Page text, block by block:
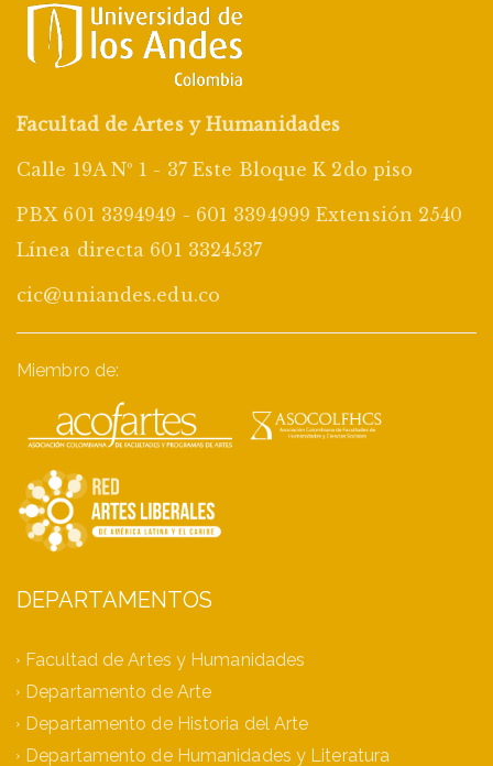
Facultad de Artes y Humanidades
Calle 19A Nº 1 - 37 Este Bloque K 2do piso
PBX 601 3394949 - 601 3394999 Extensión 2540
Línea directa 601 3324537
cic@uniandes.edu.co
Miembro de:
DEPARTAMENTOS
Facultad de Artes y Humanidades
Departamento de Arte
Departamento de Historia del Arte
Departamento de Humanidades y Literatura